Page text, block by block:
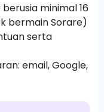
minimal 16
bermain Sorare)
serta
email, Google,